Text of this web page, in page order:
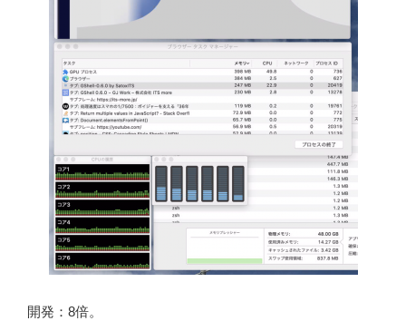
開発：8倍。